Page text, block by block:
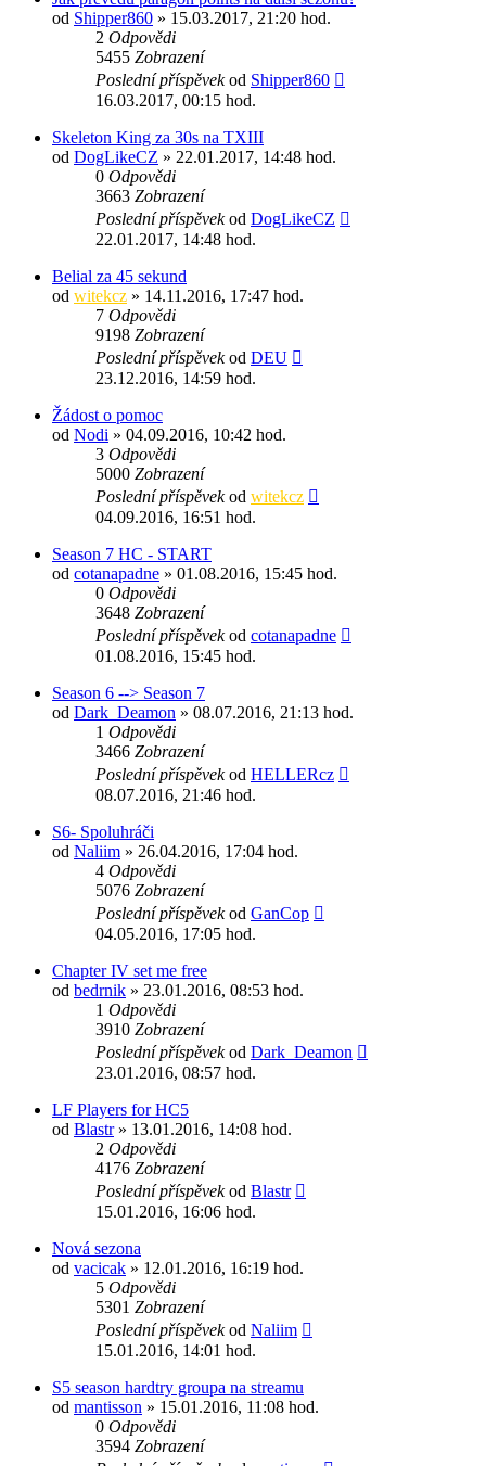
od Shipper860 » 15.03.2017, 21:20 hod.
2 Odpovědi
5455 Zobrazení
Poslední příspěvekod Shipper860
16.03.2017, 00:15 hod.
Skeleton King za 30s na TXIII
od DogLikeCZ » 22.01.2017, 14:48 hod.
0 Odpovědi
3663 Zobrazení
Poslední příspěvekod DogLikeCZ
22.01.2017, 14:48 hod.
Belial za 45 sekund
od witekcz » 14.11.2016, 17:47 hod.
7 Odpovědi
9198 Zobrazení
Poslední příspěvekod DEU
23.12.2016, 14:59 hod.
Žádost o pomoc
od Nodi » 04.09.2016, 10:42 hod.
3 Odpovědi
5000 Zobrazení
Poslední příspěvekod witekcz
04.09.2016, 16:51 hod.
Season 7 HC - START
od cotanapadne » 01.08.2016, 15:45 hod.
0 Odpovědi
3648 Zobrazení
Poslední příspěvekod cotanapadne
01.08.2016, 15:45 hod.
Season 6 --> Season 7
od Dark_Deamon » 08.07.2016, 21:13 hod.
1 Odpovědi
3466 Zobrazení
Poslední příspěvekod HELLERcz
08.07.2016, 21:46 hod.
S6- Spoluhráči
od Naliim » 26.04.2016, 17:04 hod.
4 Odpovědi
5076 Zobrazení
Poslední příspěvekod GanCop
04.05.2016, 17:05 hod.
Chapter IV set me free
od bedrnik » 23.01.2016, 08:53 hod.
1 Odpovědi
3910 Zobrazení
Poslední příspěvekod Dark_Deamon
23.01.2016, 08:57 hod.
LF Players for HC5
od Blastr» 13.01.2016, 14:08 hod.
2 Odpovědi
4176 Zobrazení
Poslední příspěvekod Blastr
15.01.2016, 16:06 hod.
Nová sezona
od vacicak » 12.01.2016, 16:19 hod.
5 Odpovědi
5301 Zobrazení
Poslední příspěvekod Naliim
15.01.2016, 14:01 hod.
S5 season hardtry groupa na streamu
od mantisson » 15.01.2016, 11:08 hod.
0 Odpovědi
3594 Zobrazení